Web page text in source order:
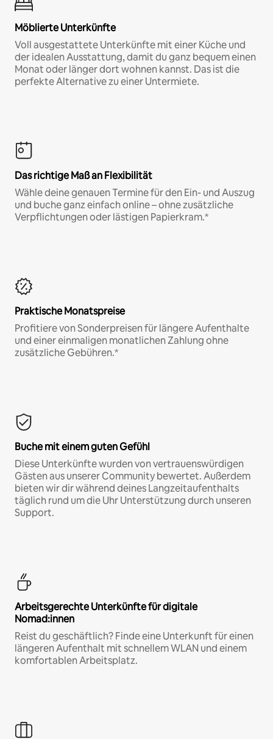
Möblierte Unterkünfte
Voll ausgestattete Unterkünfte mit einer Küche und
der idealen Ausstattung, damit du ganz bequem einen
Monat oder länger dort wohnen kannst. Das ist die
perfekte Alternative zu einer Untermiete.
Das richtige Maß an Flexibilität
Wähle deine genauen Termine für den Ein- und Auszug
und buche ganz einfach online – ohne zusätzliche
Verpflichtungen oder lästigen Papierkram.*
Praktische Monatspreise
Profitiere von Sonderpreisen für längere Aufenthalte
und einer einmaligen monatlichen Zahlung ohne
zusätzliche Gebühren.*
Buche mit einem guten Gefühl
Diese Unterkünfte wurden von vertrauenswürdigen
Gästen aus unserer Community bewertet. Außerdem
bieten wir dir während deines Langzeitaufenthalts
täglich rund um die Uhr Unterstützung durch unseren
Support.
Arbeitsgerechte Unterkünfte für digitale
Nomad:innen
Reist du geschäftlich? Finde eine Unterkunft für einen
längeren Aufenthalt mit schnellem WLAN und einem
komfortablen Arbeitsplatz.